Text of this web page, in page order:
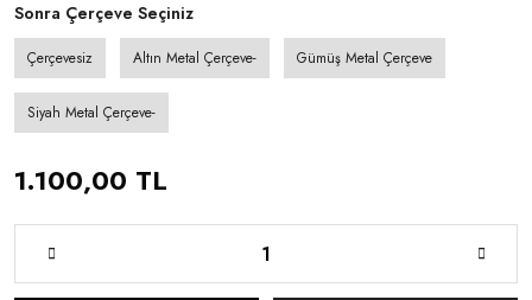
Sonra Çerçeve Seçiniz
Çerçevesiz Altın Metal Çerçeve- Gümüş Metal Çerçeve
Siyah Metal Çerçeve-
1.100,00 TL